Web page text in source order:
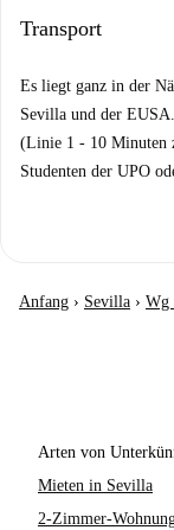
Transport
Es liegt ganz in der
Sevilla und der
(Linie 1 - 10 Minuten
Studenten der UPO
Anfang › Sevilla › Wg
Arten von
Mieten in Sevilla
2-Zimmer-